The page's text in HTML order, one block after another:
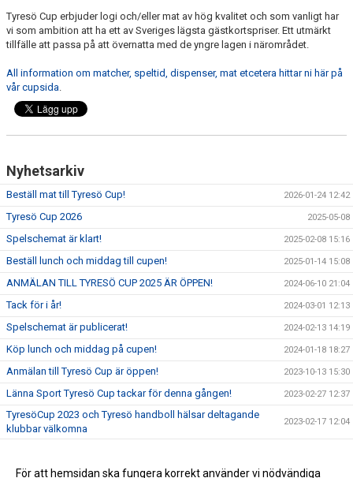
Tyresö Cup erbjuder logi och/eller mat av hög kvalitet och som vanligt har
vi som ambition att ha ett av Sveriges lägsta gästkortspriser. Ett utmärkt
tillfälle att passa på att övernatta med de yngre lagen i närområdet.
All information om matcher, speltid, dispenser, mat etcetera hittar ni här på
vår cupsida.
Nyhetsarkiv
Beställ mat till Tyresö Cup! 2026-01-24 12:42
Tyresö Cup 2026 2025-05-08
Spelschemat är klart! 2025-02-08 15:16
Beställ lunch och middag till cupen! 2025-01-14 15:08
ANMÄLAN TILL TYRESÖ CUP 2025 ÄR ÖPPEN! 2024-06-10 21:04
Tack för i år! 2024-03-01 12:13
Spelschemat är publicerat! 2024-02-13 14:19
Köp lunch och middag på cupen! 2024-01-18 18:27
Anmälan till Tyresö Cup är öppen! 2023-10-13 15:30
Länna Sport Tyresö Cup tackar för denna gången! 2023-02-27 12:37
TyresöCup 2023 och Tyresö handboll hälsar deltagande
klubbar välkomna
2023-02-17 12:04
Boka god mat till cupen! 2023-02-02 16:12
För att hemsidan ska fungera korrekt använder vi nödvändiga